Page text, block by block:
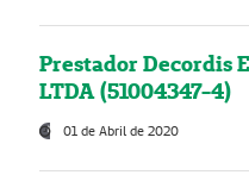
Prestador Decordis
LTDA (51004347-4)
01 de Abril de 2020